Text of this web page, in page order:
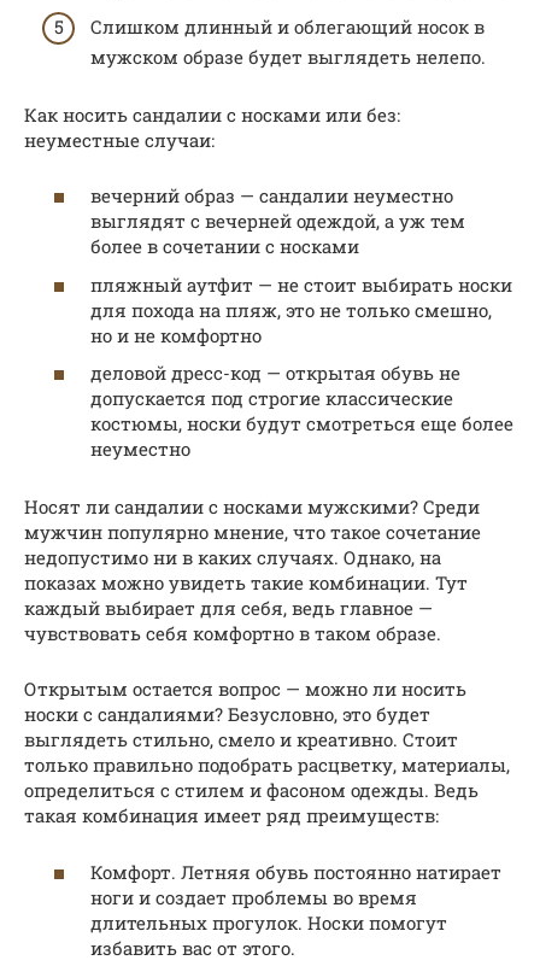
Слишком длинный и облегающий носок в
мужском образе будет выглядеть нелепо.
Как носить сандалии с носками или без:
неуместные случаи:
вечерний образ — сандалии неуместно
выглядят с вечерней одеждой, а уж тем
более в сочетании с носками
пляжный аутфит — не стоит выбирать носки
для похода на пляж, это не только смешно,
но и не комфортно
деловой дресс-код — открытая обувь не
допускается под строгие классические
костюмы, носки будут смотреться еще более
неуместно
Носят ли сандалии с носками мужскими? Среди
мужчин популярно мнение, что такое сочетание
недопустимо ни в каких случаях. Однако, на
показах можно увидеть такие комбинации. Тут
каждый выбирает для себя, ведь главное —
чувствовать себя комфортно в таком образе.
Открытым остается вопрос — можно ли носить
носки с сандалиями? Безусловно, это будет
выглядеть стильно, смело и креативно. Стоит
только правильно подобрать расцветку, материалы,
определиться с стилем и фасоном одежды. Ведь
такая комбинация имеет ряд преимуществ:
Комфорт. Летняя обувь постоянно натирает
ноги и создает проблемы во время
длительных прогулок. Носки помогут
избавить вас от этого.